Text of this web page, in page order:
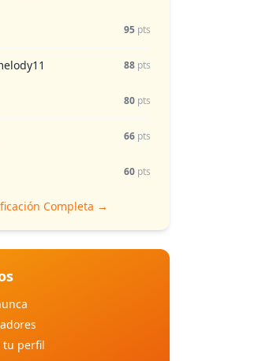
95 pts
88 pts
80 pts
66 pts
60 pts
Completa →
tu perfil